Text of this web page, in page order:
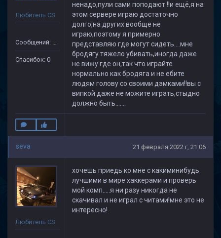
Любитель CS
Сообщений: 49
Спасибок: 0
ненадо,пули сами поподают !!и ещё,я на
этом сервере играю достаточно
долго,на других вообще не
играю,поэтому я примерно
представляю где могут сидеть....мне
бродягу тяжело убивать,иногда даже
не вижу где он,так что играйте
нормально как бродяга и не ебите
людям голову со своими дэмками!!вы с
випкой даже не можите играть,стыдно
должно быть.......
seva 21 февраля 2022 г, 21:06
Любитель CS
хочешь приедь ко мне с какиминибудь
лучшими в мире хаккерами и проверь
мой комп.....я ни разу никогда не
скачивал и не играл с читами!мне это не
интересно!